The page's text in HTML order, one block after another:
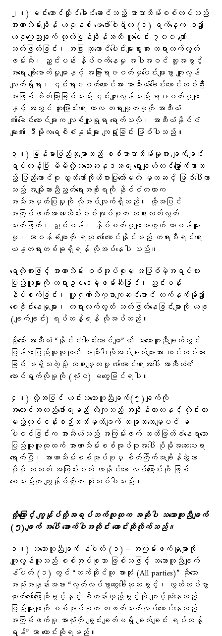
၂။) မင်းအောင်လှိုင်ခေါင်းဆောင်သည့် အာဏာသိမ်းစစ်တပ်သည်
အာဏာသိမ်းချိန် ယခုနှစ် ဖေဖော်ဝါရီလ (၁) ရက်နေ့က စ၍
ယခုကြေညာချက် ထုတ်ပြန်ချိန်အထိ လူပေါင်း ၇၀၀ ကျော်
သတ်ဖြတ်ခြင်း၊ အခြား လူထောင်ပေါင်းများစွာအား တရားလက်လွတ်
ဖမ်းဆီး၊ ညှင်းပန်း နှိပ်စက်နေမှု အပါအဝင် လူ့အခွင့်
အရေး ချိုးဖောက်မှုများနှင့် အခြားရာဇဝတ်မှုပေါင်းများစွာ ကျူးလွန်
လျက်ရှိရာ၊ ၎င်းရာဇဝတ်ကောင်အား အာဆီယံခေါင်းဆောင်တစ်ဦး
အဖြစ် ဖိတ်ကြားခြင်းသည် ၎င်းကျူးလွန်သည့် ရာဇဝတ်မှုများ
နှင့် အသွင် ကူးပြောင်းရေး ကာလ တရားမျှတမှုကို အာဆီယံ
၏ခေါင်းဆောင်များက လျစ်လျူရှုရာ ရောက်သလို၊ အာဆီယံနိုင်ငံ
များ၏ ဒီမိုကရေစီစံနှုန်းများ ကျရှုံးခြင်း ဖြစ်ပါသည်။
၃။) မြန်မာပြည်သူများသည် စစ်အာဏာသိမ်းမှုအား ချက်ချင်း
ရပ်တန့်ပြီး မိမိတို့သဘောဆန္ဒအရ ရွေးချယ်တင်မြှောက်ထားသ
ည့် ပြည်ထောင်စု လွှတ်တော်ကိုယ်စားပြုကော်မတီ မှတဆင့် ဖြစ်ပေါ်လာ
သည့် အမျိုးသားညီညွတ်ရေးအစိုးရကို နိုင်ငံတကာက
အသိအမှတ်ပြုမှုကို လိုအပ်လျက်ရှိသည်။ ထို့အပြင်
အကြမ်းဖက်အာဏာသိမ်းစစ်အုပ်စုက တရားလက်လွတ်
သတ်ဖြတ်၊ ညှင်းပန်း၊ နှိပ်စက်မှုများအတွက် တာဝန်ယူ
မှု၊ တာဝန်ခံများကို ရယူ ဖော်ဆောင်နိုင်မည့် တရားစီရင်ရေး
ယန္တရားတစ်ခုရှိရန် လိုအပ်နေပါ သည်။
ရေတိုအားဖြင့် အာဏာသိမ်း စစ်အုပ်စုမှ အပြစ်မဲ့အရပ်သား
ပြည်သူများကို တရားဥပဒေမဲ့ဖမ်းဆီးခြင်း၊ ညှင်းပန်း
နှိပ်စက်ခြင်း၊ လူ့ဂုဏ်သိက္ခာကျဆင်းအောင် လက်နက်မိုး၍
စေခိုင်းနေမှုများ၊ တရားလက်လွတ် သတ်ဖြတ်နေခြင်းများကို ယခု
(ချက်ချင်း) ရပ်တန့်ရန် လိုအပ်သည်။
သို့သော် အာဆီယံ “နိုင်ငံခေါင်းဆောင်များ” ၏ သဘောတူညီချက်တွင်
မြန်မာပြည်သူလူထု၏ အဆိုပါလိုအပ်ချက်များအား ထင်ဟပ်ထား
ခြင်း မရှိသကဲ့သို့ တရားမျှတမှု ဖော်ဆောင်ရေးအပေါ် အာဆီယံ၏
ဆောင်ရွက်လိုမှုကို (လုံးဝ) မတွေ့မြင်ရပါ။
၄။) ထို့အပြင် ယင်းသဘောတူညီချက်(၅)ချက်ကို
အကောင်အထည်ဖော်ရမည့် တိကျသည့် အချိန်ကာလနှင့် တိုင်းတာ
မည့်လုပ်ငန်းစဉ်သတ်မှတ်ချက် တခုတလေမျှပင် မ
ပါဝင်ခြင်းက အာဆီယံသည် အကြမ်းဖက် သတ်ဖြတ်ခံနေရသော
ပြည်သူလူထုထက် အာဏာသိမ်းစစ်အုပ်စုအပေါ် ပိုမိုအလေးပေးရာ
ရောက်ပြီး၊ အာဏာသိမ်းစစ်အုပ်စုမှ စိတ်ကြိုက်အချိန်ဆွဲကာ
ပိုမို လူသတ် အကြမ်းဖက် လာနိုင်သော လမ်းကြောင်းကို ဖြစ်
စေသည်ဟု ကျွန်ုပ်တို့က သုံးသပ်ပါသည်။
ထို့ကြောင့် ကျွန်ုပ်တို့အရပ်ဘက်လူထုက အဆိုပါ သဘောတူညီချက်
(၅)ချက် အပေါ် အောက်ပါအတိုင်း တောင်းဆိုလိုက်သည်။
၁။) သဘောတူညီချက် နံပါတ် (၁) – အကြမ်းဖက်မှုများကို
ကျူးလွန်သူသည် စစ်အုပ်စုသာ ဖြစ်သဖြင့် သဘောတူညီချက်
နံပါတ် (၁) တွင် “သက်ဆိုင်သူ အားလုံး (All parties)” ဆိုသော
အသုံးအနှုန်းအစား “လွတ်လပ်စွာတွေးခေါ်ယူဆခွင့်၊ လွတ်လပ်စွာ
ထုတ်ဖော်ပြောဆိုခွင့်နှင့် စီတန်းလှည့်ခွင့်ကို ကျင့်သုံးနေသည့်
ပြည်သူများကို စစ်အုပ်စုက တဖက်သက်လုပ်ဆောင်နေသည့်
အကြမ်းဖက်မှု အားလုံးကို ချွင်းချက်မရှိ ချက်ချင်း ရပ်တန့်
ရန်” သာ တောင်းဆိုရမည်။